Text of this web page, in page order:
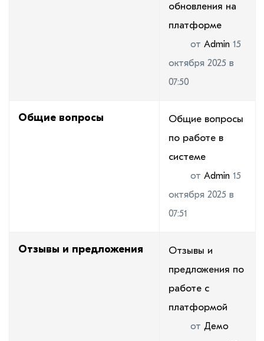
обновления на
платформе
от Admin 15
октября 2025 в
07:50
Общие вопросы
Общие вопросы
по работе в
системе
от Admin 15
октября 2025 в
07:51
Отзывы и предложения
Отзывы и
предложения по
работе с
платформой
от Демо